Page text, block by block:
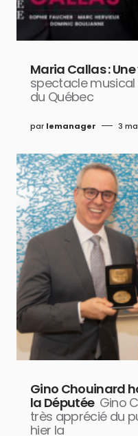
Maria Callas :
spectacle musical
du Québec
par lemanager 3
Gino Chouinard
la Députée Gino
très apprécié du
hier la